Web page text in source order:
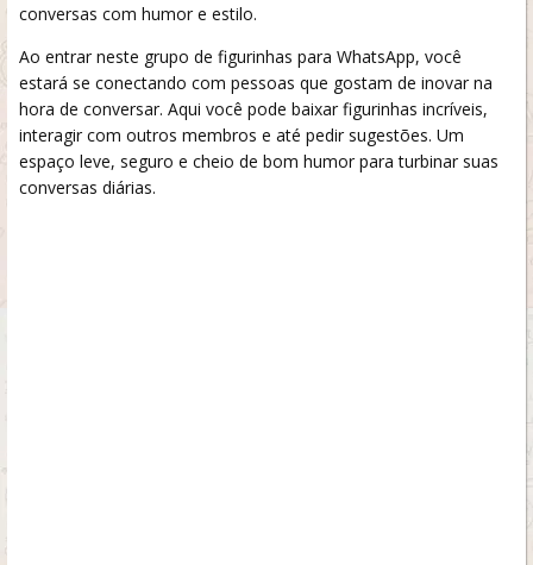
conversas com humor e estilo.
Ao entrar neste grupo de figurinhas para WhatsApp, você
estará se conectando com pessoas que gostam de inovar na
hora de conversar. Aqui você pode baixar figurinhas incríveis,
interagir com outros membros e até pedir sugestões. Um
espaço leve, seguro e cheio de bom humor para turbinar suas
conversas diárias.